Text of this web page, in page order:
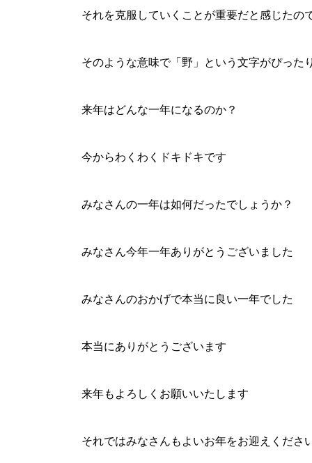
それを克服していくことが重要だと感じたの
そのような意味で「野」という文字がぴった
来年はどんな一年になるのか？
今からわくわくドキドキです
みなさんの一年は如何だったでしょうか？
みなさん今年一年ありがとうございました
みなさんのおかげで本当に良い一年でした
本当にありがとうございます
来年もよろしくお願いいたします
それではみなさんもよいお年をお迎えくださ